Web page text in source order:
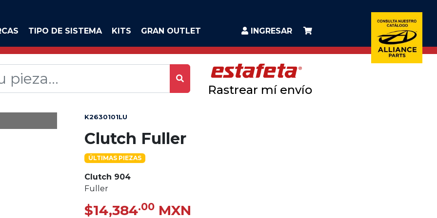
TIPO DE SISTEMA KITS GRAN OUTLET INGRESAR
Rastrear mí envío
K2630101LU
Clutch Fuller
ÚLTIMAS PIEZAS
Clutch 904
Fuller
$14,384.00 MXN